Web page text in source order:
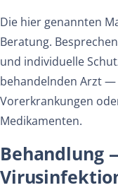
Die hier genannten
Beratung.
und individuelle
behandelnden Arzt
Vorerkrankungen
Medikamenten.
Behandlung